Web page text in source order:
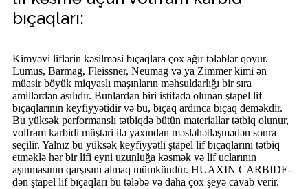
bıçaqları:
Kimyəvi liflərin kəsilməsi bıçaqlara çox ağır tələblər qoyur.
Lumus, Barmag, Fleissner, Neumag və ya Zimmer kimi ən
müasir böyük miqyaslı maşınların məhsuldarlığı bir sıra
amillərdən asılıdır. Bunlardan biri istifadə olunan ştapel lif
bıçaqlarının keyfiyyətidir və bu, bıçaq ardınca bıçaq deməkdir.
Bu yüksək performanslı tətbiqdə bütün materiallar tətbiq olunur,
volfram karbidi müştəri ilə yaxından məsləhətləşmədən sonra
seçilir. Yalnız bu yüksək keyfiyyətli ştapel lif bıçaqlarını tətbiq
etməklə hər bir lifi eyni uzunluğa kəsmək və lif uclarının
aşınmasının qarşısını almaq mümkündür. HUAXIN CARBIDE-
dən ştapel lif bıçaqları bu tələbə və daha çox şeyə cavab verir.